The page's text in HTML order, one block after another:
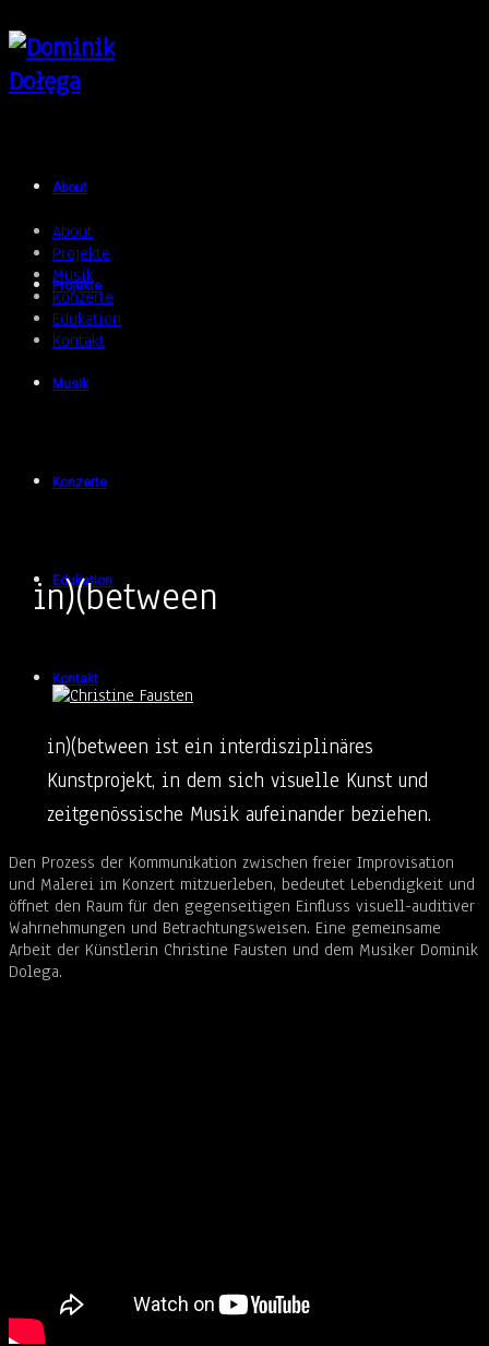
About
Projekte
Musik
Konzerte
Edukation
Kontakt
About
Projekte
Musik
Konzerte
Edukation
Kontakt
in)(between
in)(between ist ein interdisziplinäres
Kunstprojekt, in dem sich visuelle Kunst und
zeitgenössische Musik aufeinander beziehen.
Den Prozess der Kommunikation zwischen freier Improvisation
und Malerei im Konzert mitzuerleben, bedeutet Lebendigkeit und
öffnet den Raum für den gegenseitigen Einfluss visuell-auditiver
Wahrnehmungen und Betrachtungsweisen. Eine gemeinsame
Arbeit der Künstlerin Christine Fausten und dem Musiker Dominik
Dolega.